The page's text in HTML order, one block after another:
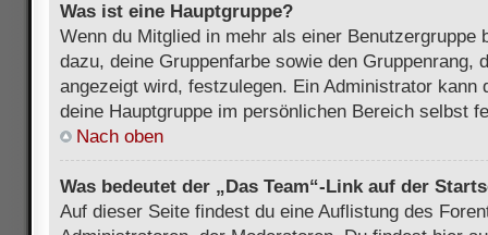
Was ist eine Hauptgruppe?
Wenn du Mitglied in mehr als einer Benutzergruppe
dazu, deine Gruppenfarbe sowie den Gruppenrang,
angezeigt wird, festzulegen. Ein Administrator kann
deine Hauptgruppe im persönlichen Bereich selbst
Nach oben
Was bedeutet der „Das Team“-Link auf der
Auf dieser Seite findest du eine Auflistung des